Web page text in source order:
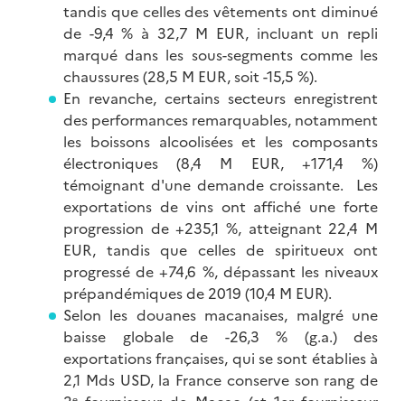
tandis que celles des vêtements ont diminué
de -9,4 % à 32,7 M EUR, incluant un repli
marqué dans les sous-segments comme les
chaussures (28,5 M EUR, soit -15,5 %).
En revanche, certains secteurs enregistrent
des performances remarquables, notamment
les boissons alcoolisées et les composants
électroniques (8,4 M EUR, +171,4 %)
témoignant d'une demande croissante. Les
exportations de vins ont affiché une forte
progression de +235,1 %, atteignant 22,4 M
EUR, tandis que celles de spiritueux ont
progressé de +74,6 %, dépassant les niveaux
prépandémiques de 2019 (10,4 M EUR).
Selon les douanes macanaises, malgré une
baisse globale de -26,3 % (g.a.) des
exportations françaises, qui se sont établies à
2,1 Mds USD, la France conserve son rang de